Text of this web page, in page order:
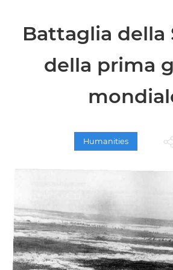
Battaglia della
della prima
Humanities